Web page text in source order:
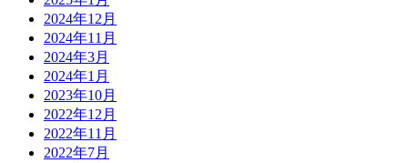
2024年12月
2024年11月
2024年3月
2024年1月
2023年10月
2022年12月
2022年11月
2022年7月